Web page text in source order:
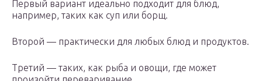
Первый вариант идеально подходит для блюд,
например, таких как суп или борщ.
Второй — практически для любых блюд и продуктов.
Третий — таких, как рыба и овощи, где может